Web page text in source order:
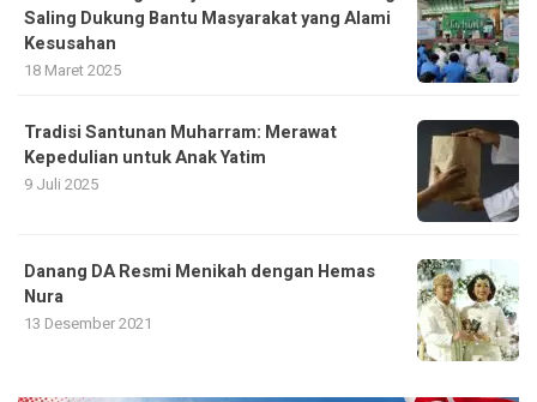
Saling Dukung Bantu Masyarakat yang Alami
Kesusahan
18 Maret 2025
Tradisi Santunan Muharram: Merawat
Kepedulian untuk Anak Yatim
9 Juli 2025
Danang DA Resmi Menikah dengan Hemas
Nura
13 Desember 2021